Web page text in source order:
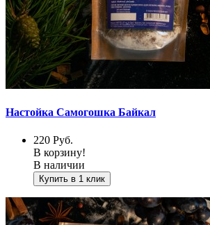
Настойка Самогошка Байкал
220 Руб.
В корзину!
В наличии
Купить в 1 клик